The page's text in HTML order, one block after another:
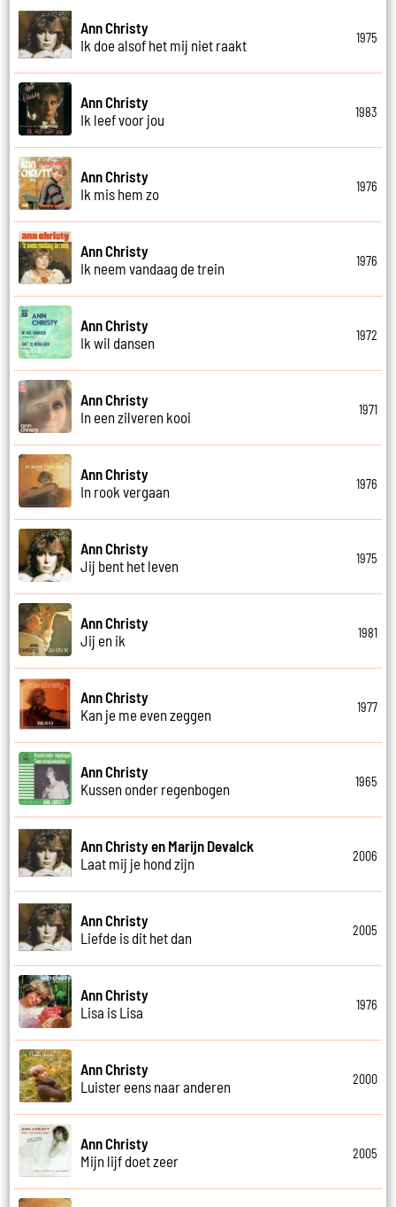
Ann Christy
Ik doe alsof het mij niet raakt
1975
Ann Christy
Ik leef voor jou
1983
Ann Christy
Ik mis hem zo
1976
Ann Christy
Ik neem vandaag de trein
1976
Ann Christy
Ik wil dansen
1972
Ann Christy
In een zilveren kooi
1971
Ann Christy
In rook vergaan
1976
Ann Christy
Jij bent het leven
1975
Ann Christy
Jij en ik
1981
Ann Christy
Kan je me even zeggen
1977
Ann Christy
Kussen onder regenbogen
1965
Ann Christy en Marijn Devalck
Laat mij je hond zijn
2006
Ann Christy
Liefde is dit het dan
2005
Ann Christy
Lisa is Lisa
1976
Ann Christy
Luister eens naar anderen
2000
Ann Christy
Mijn lijf doet zeer
2005